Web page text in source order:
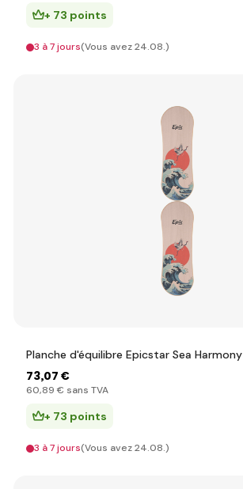
+ 73 points
3 à 7 jours(Vous avez 24.08.)
Planche d'équilibre Epicstar Sea Harmony
73,07 €
60,89 € sans TVA
+ 73 points
3 à 7 jours(Vous avez 24.08.)